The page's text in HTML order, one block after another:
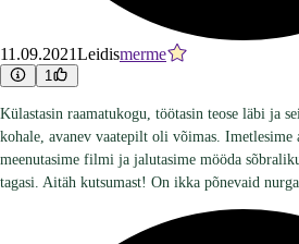
11.09.2021Leidismerme
1
Külastasin raamatukogu, töötasin teose läbi ja
kohale, avanev vaatepilt oli võimas. Imetlesime
meenutasime filmi ja jalutasime mööda
tagasi. Aitäh kutsumast! On ikka põnevaid